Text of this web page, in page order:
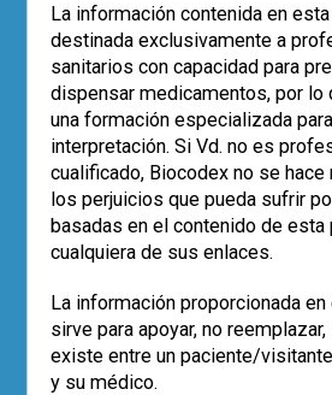
A modo de resumen, el
nuestro cuerpo es el hogar
cantidad y variedad de
que constituyen el
relación es tan
existencia sería
colaboración de estos
manera que ya se admite
organismo es, en realidad,
componentes y los
microbiota autóctona.
muchas enfermedades
pérdida de armonía
La información contenida en
destinada exclusivamente a
sanitarios con capacidad para
dispensar medicamentos, por lo
una formación especializada
interpretación. Si Vd. no es
cualificado, Biocodex no se
los perjuicios que pueda sufrir
basadas en el contenido de esta
cualquiera de sus enlaces.
La información proporcionada
sirve para apoyar, no
existe entre un paciente/
y su médico.